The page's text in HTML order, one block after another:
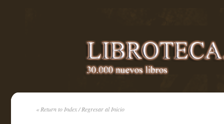
« Return to Index / Regresar al Inicio